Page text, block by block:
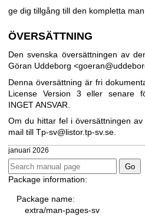
ge dig tillgång till den kompletta
ÖVERSÄTTNING
Den svenska översättningen av
Göran Uddeborg
Denna översättning är fri
License Version 3 eller senare
INGET ANSVAR.
Om du hittar fel i översättningen
mail till Tp-sv@listor.tp-sv.se
januari 2026
Package information:
Package name:
extra/man-pages-sv